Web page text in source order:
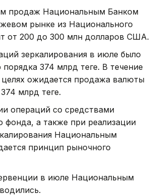
продаж Национальным Банком
рынке из Национального
от 200 до 300 млн долларов США.
зеркалирования в июле было
374 млрд теңге. В течение
целях ожидается продажа валюты
млрд теңге.
операций со средствами
фонда, а также при реализации
Национальным
принцип рыночного
в июле Национальным